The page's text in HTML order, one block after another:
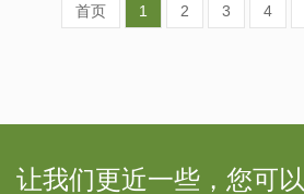
首页 1 2 3 4
让我们更近一些，您可以